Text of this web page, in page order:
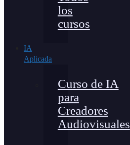
los
cursos
IA
Aplicada
Curso de IA
para
Creadores
Audiovisuales